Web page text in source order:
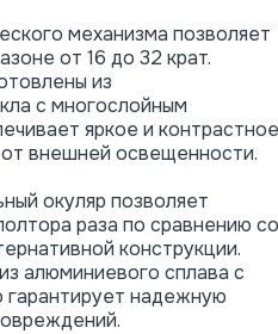
механизма позволяет
от 16 до 32 крат.
из
с многослойным
яркое и контрастное
внешней освещенности.
окуляр позволяет
раза по сравнению со
конструкции.
алюминиевого сплава с
гарантирует надежную